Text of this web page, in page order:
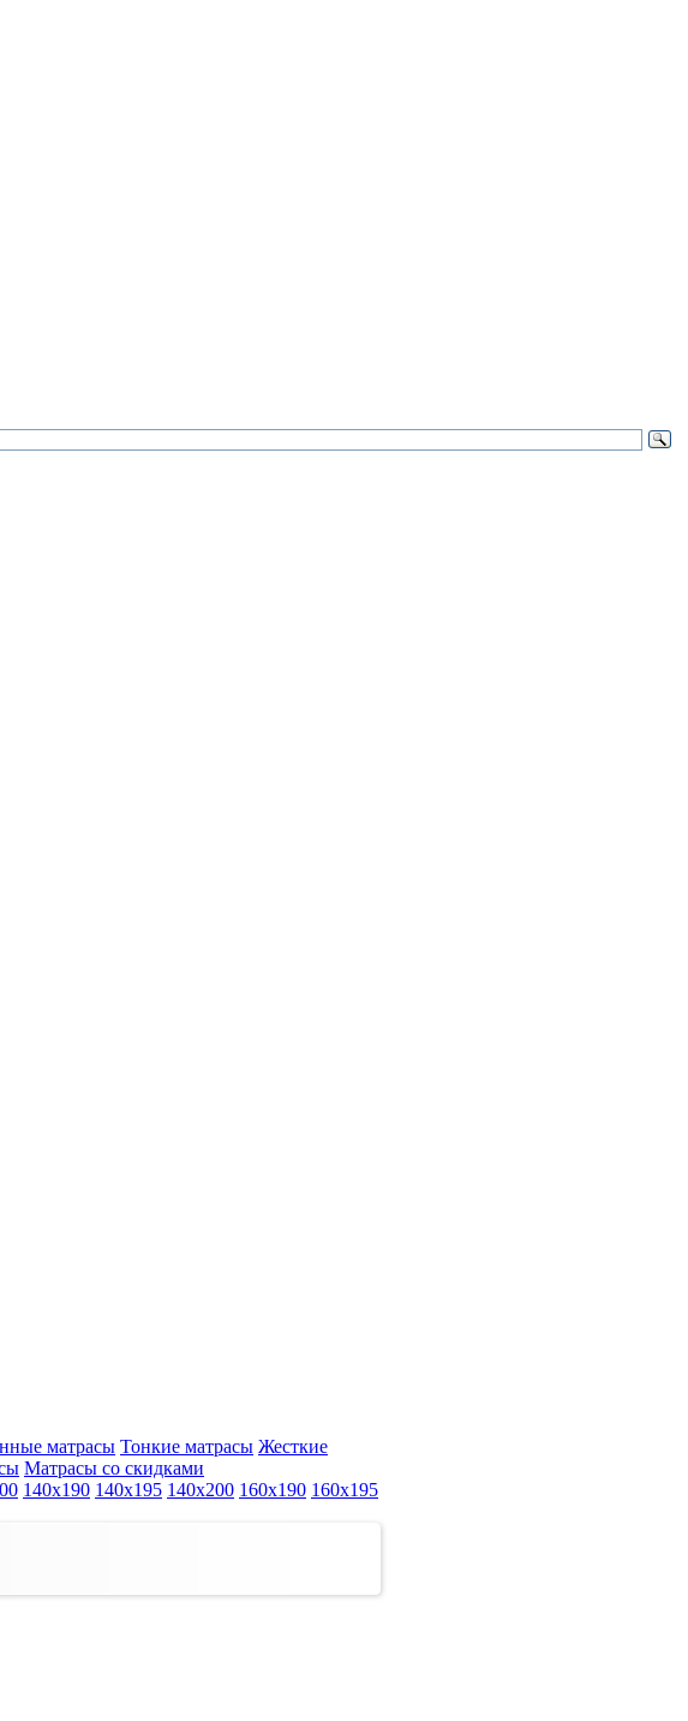
матрасы Тонкие матрасы Жесткие
Матрасы со скидками
140x190 140x195 140x200 160x190 160x195